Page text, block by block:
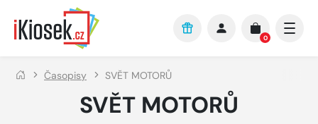
Přejít na hlavní obsah
0
Časopisy SVĚT MOTORŮ
SVĚT MOTORŮ